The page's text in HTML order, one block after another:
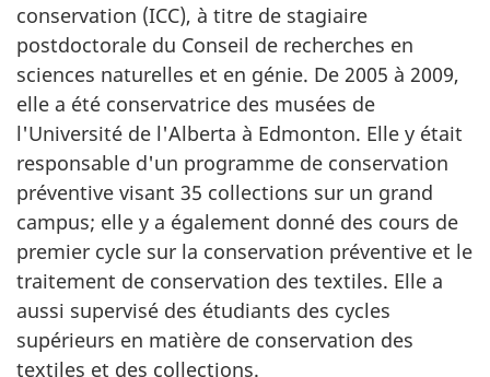
conservation (ICC), à titre de stagiaire
postdoctorale du Conseil de recherches en
sciences naturelles et en génie. De 2005 à 2009,
elle a été conservatrice des musées de
l'Université de l'Alberta à Edmonton. Elle y était
responsable d'un programme de conservation
préventive visant 35 collections sur un grand
campus; elle y a également donné des cours de
premier cycle sur la conservation préventive et le
traitement de conservation des textiles. Elle a
aussi supervisé des étudiants des cycles
supérieurs en matière de conservation des
textiles et des collections.